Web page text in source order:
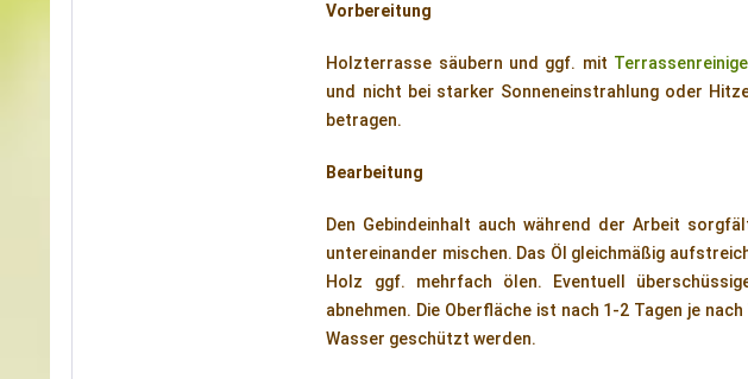
Vorbereitung
Holzterrasse säubern und ggf. mit
und nicht bei starker Sonneneinstrahlung oder
betragen.
Bearbeitung
Den Gebindeinhalt auch während der Arbeit
untereinander mischen. Das Öl gleichmäßig
Holz ggf. mehrfach ölen. Eventuell
abnehmen. Die Oberfläche ist nach 1-2 Tagen je
Wasser geschützt werden.